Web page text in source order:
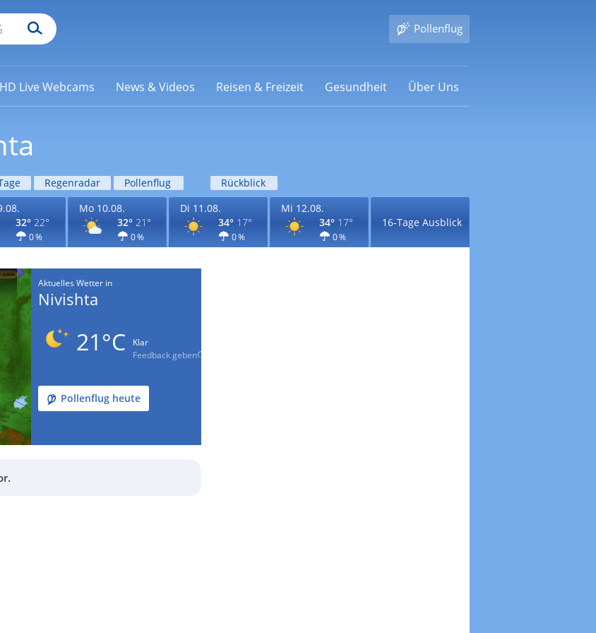
Pollenflug
HD Live Webcams News & Videos Reisen & Freizeit Gesundheit Über Uns
Regenradar Pollenflug
Rückblick
32° 22°
0 %
Mo 10.08.
32° 21°
0 %
Di 11.08.
34° 17°
0 %
Mi 12.08.
34° 17°
0 %
16-Tage Ausblick
Aktuelles Wetter in
Nivishta
21°C
Klar
Feedback geben
Pollenflug heute